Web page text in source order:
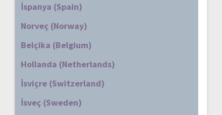
İspanya (Spain)
Norveç (Norway)
Belçika (Belgium)
Hollanda (Netherlands)
İsviçre (Switzerland)
İsveç (Sweden)